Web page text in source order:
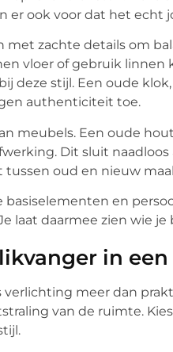
er ook voor dat het echt
zachte details om
vloer of gebruik linnen
deze stijl. Een oude
authenticiteit toe.
meubels. Een oude
Dit sluit
oud en nieuw
en
laat daarmee zien wie
in
meer dan
van de ruimte.